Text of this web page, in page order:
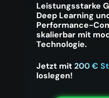
Leistungsstarke
Deep Learning
Performance-
skalierbar mit
Technologie.
Jetzt mit200 €
loslegen!